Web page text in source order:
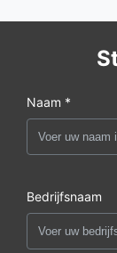
Naam *
Bedrijfsnaam